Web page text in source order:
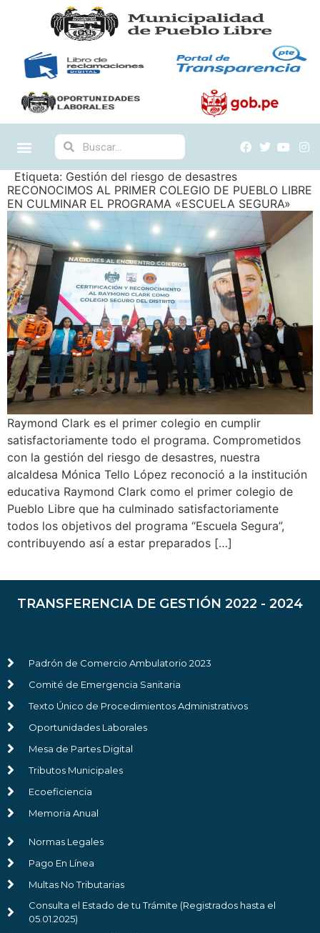
Etiqueta: Gestión del riesgo de desastres
RECONOCIMOS AL PRIMER COLEGIO DE PUEBLO LIBRE
EN CULMINAR EL PROGRAMA «ESCUELA SEGURA»
Raymond Clark es el primer colegio en cumplir
satisfactoriamente todo el programa. Comprometidos
con la gestión del riesgo de desastres, nuestra
alcaldesa Mónica Tello López reconoció a la institución
educativa Raymond Clark como el primer colegio de
Pueblo Libre que ha culminado satisfactoriamente
todos los objetivos del programa “Escuela Segura”,
contribuyendo así a estar preparados […]
TRANSFERENCIA DE GESTIÓN 2022 - 2024
Padrón de Comercio Ambulatorio 2023
Comité de Emergencia Sanitaria
Texto Único de Procedimientos Administrativos
Oportunidades Laborales
Mesa de Partes Digital
Tributos Municipales
Ecoeficiencia
Memoria Anual
Normas Legales
Pago En Línea
Multas No Tributarias
Consulta el Estado de tu Trámite (Registrados hasta el
05.01.2025)